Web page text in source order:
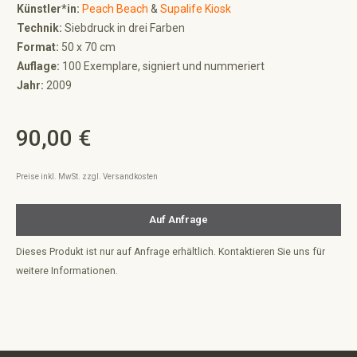
Künstler*in: Peach Beach & Supalife Kiosk
Technik: Siebdruck in drei Farben
Format: 50 x 70 cm
Auflage: 100 Exemplare, signiert und nummeriert
Jahr: 2009
Regulärer Preis:
90,00 €
Preise inkl. MwSt. zzgl. Versandkosten
Auf Anfrage
Dieses Produkt ist nur auf Anfrage erhältlich. Kontaktieren Sie uns für
weitere Informationen.